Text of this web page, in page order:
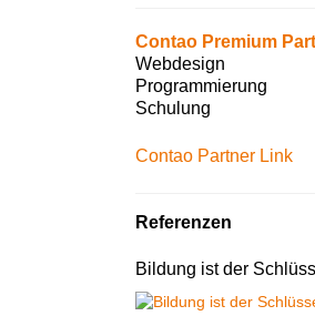
Contao Premium
Webdesign
Programmierung
Schulung
Contao Partner Link
Referenzen
Bildung ist der